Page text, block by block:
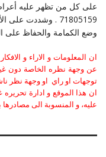
على كل من تظهر عليه
71805159 . وشددت
وضع الكمامة والحفاظ على
ان المعلومات و الاراء و
عن وجهة نظره الخاصة دون
توجهات او راي او وجهة نظر
ان هذا الموقع و ادارة
عليه، و المنسوبة الى مصادرها